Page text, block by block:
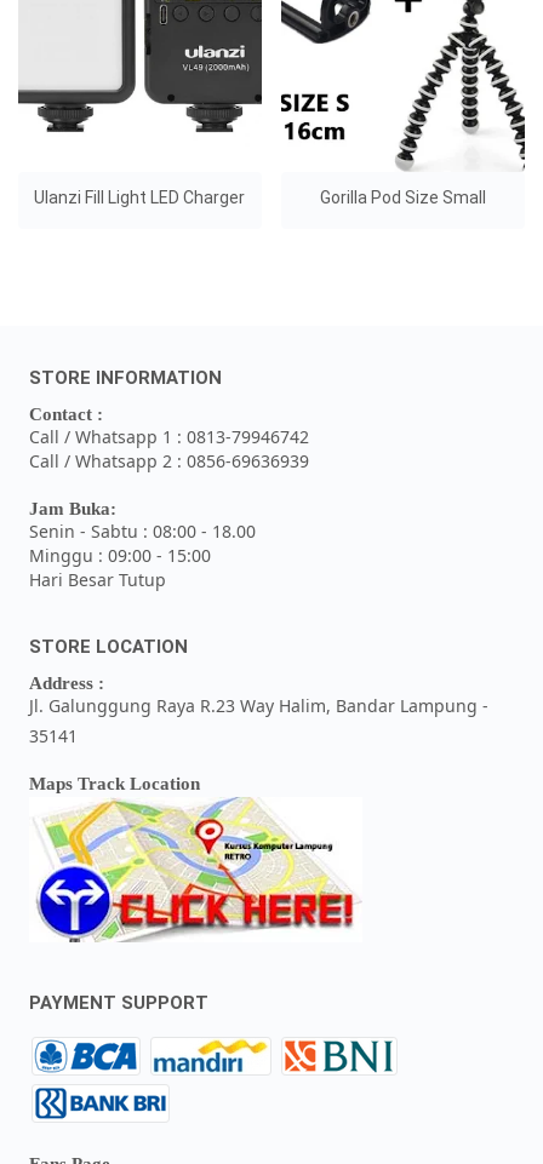
Ulanzi Fill Light LED Charger Gorilla Pod Size Small
STORE INFORMATION
Contact :
Call / Whatsapp 1 : 0813-79946742
Call / Whatsapp 2 : 0856-69636939
Jam Buka:
Senin - Sabtu : 08:00 - 18.00
Minggu : 09:00 - 15:00
Hari Besar Tutup
STORE LOCATION
Address :
Jl. Galunggung Raya R.23 Way Halim, Bandar Lampung -
35141
Maps Track Location
PAYMENT SUPPORT